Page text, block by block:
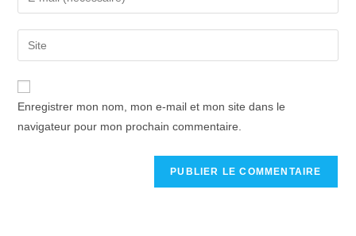
Enregistrer mon nom, mon e-mail et mon site dans le
navigateur pour mon prochain commentaire.